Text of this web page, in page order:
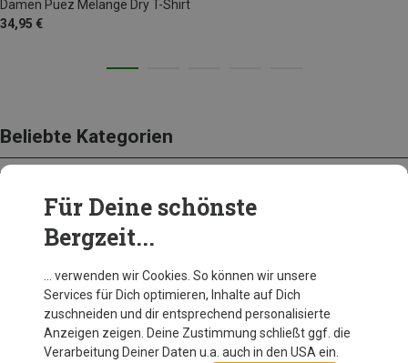
Damen Puez Melange Dry T-Shirt
34,95 €
Beliebte Kategorien
BEKLEIDUNG
Für Deine schönste
Bergzeit...
… verwenden wir Cookies. So können wir unsere
Services für Dich optimieren, Inhalte auf Dich
zuschneiden und dir entsprechend personalisierte
Anzeigen zeigen. Deine Zustimmung schließt ggf. die
Verarbeitung Deiner Daten u.a. auch in den USA ein.